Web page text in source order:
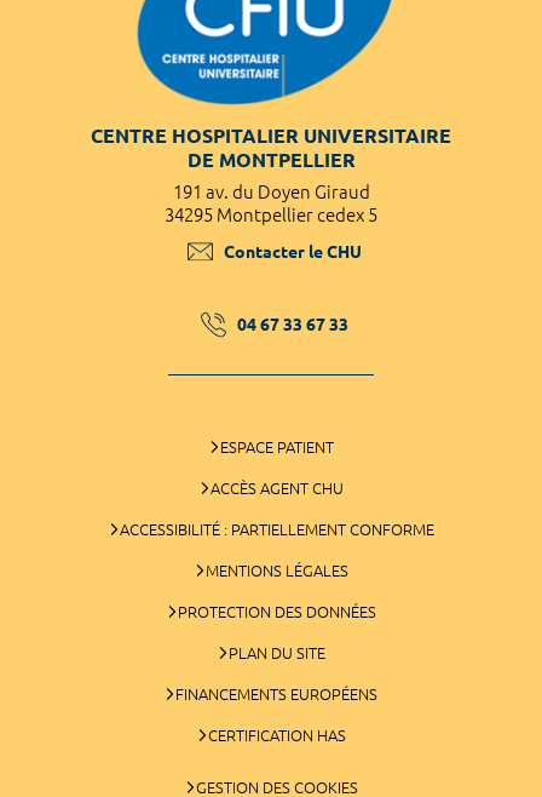
CENTRE HOSPITALIER UNIVERSITAIRE
DE MONTPELLIER
191 av. du Doyen Giraud
34295 Montpellier cedex 5
Contacter le CHU
04 67 33 67 33
ESPACE PATIENT
ACCÈS AGENT CHU
ACCESSIBILITÉ : PARTIELLEMENT CONFORME
MENTIONS LÉGALES
PROTECTION DES DONNÉES
PLAN DU SITE
FINANCEMENTS EUROPÉENS
CERTIFICATION HAS
GESTION DES COOKIES